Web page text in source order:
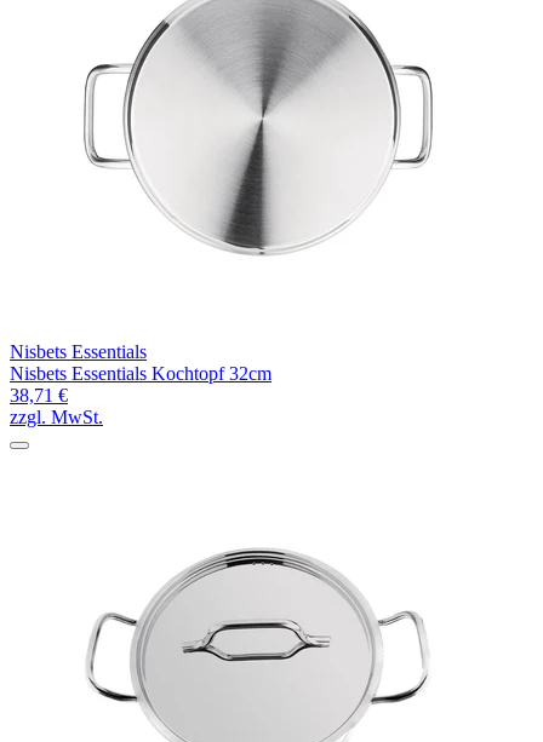
Nisbets Essentials
Nisbets Essentials Kochtopf 32cm
38,71 €
zzgl. MwSt.